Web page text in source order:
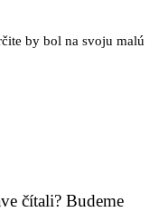
by bol na svoju malú
čítali? Budeme